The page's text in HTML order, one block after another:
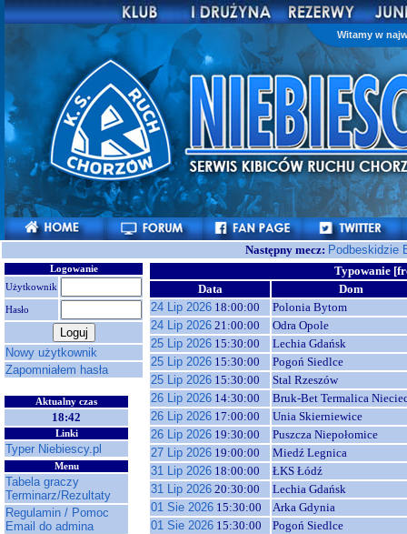
Witamy w
Następny mecz: Podbeskidzie
Logowanie
Użytkownik
Hasło
Nowy użytkownik
Zapomniałem hasła
Aktualny czas
18:42
Linki
Typer Niebiescy.pl
Menu
Tabela graczy
Terminarz/Rezultaty
Regulamin / Pomoc
Email do admina
Typowanie
Data
Dom
24 Lip 2026 18:00:00
Polonia Bytom
24 Lip 2026 21:00:00
Odra Opole
25 Lip 2026 15:30:00
Lechia Gdańsk
25 Lip 2026 15:30:00
Pogoń Siedlce
25 Lip 2026 15:30:00
Stal Rzeszów
26 Lip 2026 14:30:00
Bruk-Bet Termalica
26 Lip 2026 17:00:00
Unia Skierniewice
26 Lip 2026 19:30:00
Puszcza Niepołomice
27 Lip 2026 19:00:00
Miedź Legnica
31 Lip 2026 18:00:00
ŁKS Łódź
31 Lip 2026 20:30:00
Lechia Gdańsk
01 Sie 2026 15:30:00
Arka Gdynia
01 Sie 2026 15:30:00
Pogoń Siedlce